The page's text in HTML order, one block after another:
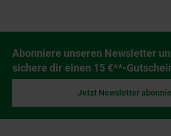
Newsletter Anmeldung
Abonniere unseren Newsletter
sichere dir einen 15 €**-
Jetzt Newsletter